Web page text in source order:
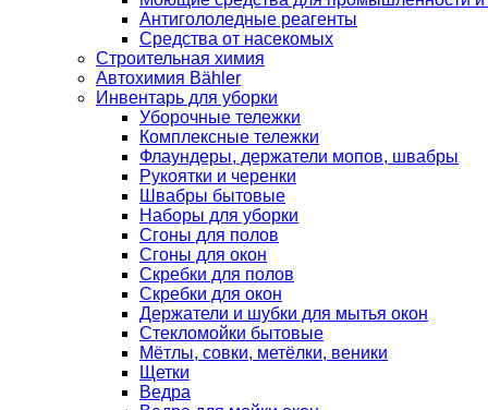
Антигололедные реагенты
Средства от насекомых
Строительная химия
Автохимия Bähler
Инвентарь для уборки
Уборочные тележки
Комплексные тележки
Флаундеры, держатели мопов, швабры
Рукоятки и черенки
Швабры бытовые
Наборы для уборки
Сгоны для полов
Сгоны для окон
Скребки для полов
Скребки для окон
Держатели и шубки для мытья окон
Стекломойки бытовые
Мётлы, совки, метёлки, веники
Щетки
Ведра